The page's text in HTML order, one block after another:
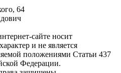
64
сайте носит
и не является
положениями Статьи 437
Федерации.